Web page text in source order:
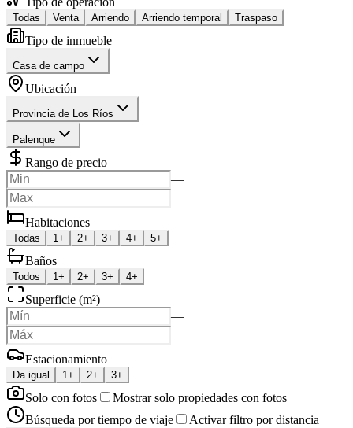
Todas Venta Arriendo Arriendo temporal Traspaso
Tipo de inmueble
Casa de campo
Ubicación
Provincia de Los Ríos
Palenque
Rango de precio
—
Habitaciones
Todas 1+ 2+ 3+ 4+ 5+
Baños
Todos 1+ 2+ 3+ 4+
Superficie (m²)
—
Estacionamiento
Da igual 1+ 2+ 3+
Solo con fotos
Mostrar solo propiedades con fotos
Búsqueda por tiempo de viaje
Activar filtro por distancia